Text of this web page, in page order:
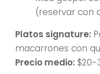
(reservar con
Platos signature:
macarrones con
Precio medio: $20-